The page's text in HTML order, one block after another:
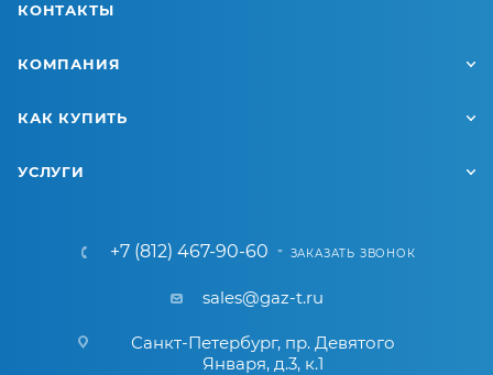
КОНТАКТЫ
КОМПАНИЯ
КАК КУПИТЬ
УСЛУГИ
+7 (812) 467-90-60 ЗАКАЗАТЬ ЗВОНОК
sales@gaz-t.ru
Санкт-Петербург, пр. Девятого
Января, д.3, к.1